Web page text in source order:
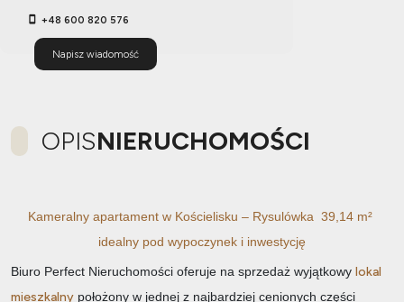
+48 600 820 576
Napisz wiadomość
OPISNIERUCHOMOŚCI
Kameralny apartament w Kościelisku – Rysulówka 39,14 m²
idealny pod wypoczynek i inwestycję
Biuro Perfect Nieruchomości oferuje na sprzedaż wyjątkowy lokal
mieszkalny położony w jednej z najbardziej cenionych części